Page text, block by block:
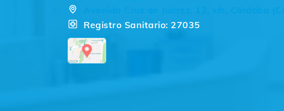
Avenida Cruz de Juárez, 12, s/n, Córdoba
Registro Sanitario: 27035